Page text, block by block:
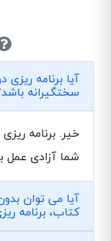
آیا برنامه
سختگیرانه
خیر. برنامه
شما آزادی عمل
آیا می توان
کتاب، برنامه